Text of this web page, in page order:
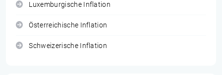
Luxemburgische Inflation
Österreichische Inflation
Schweizerische Inflation